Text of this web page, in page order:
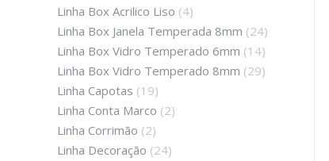
Linha Box Acrilico Liso (4)
Linha Box Janela Temperada 8mm (24)
Linha Box Vidro Temperado 6mm (14)
Linha Box Vidro Temperado 8mm (29)
Linha Capotas (19)
Linha Conta Marco (2)
Linha Corrimão (2)
Linha Decoração (24)